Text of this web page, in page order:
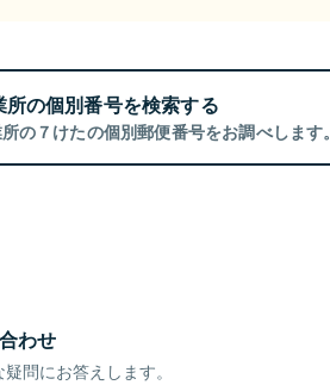
所の個別番号を検索する
の７けたの個別郵便番号をお調べします。
わせ
問にお答えします。